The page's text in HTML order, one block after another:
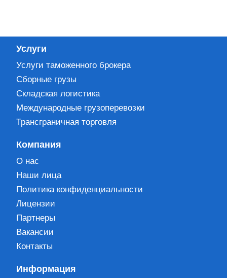
Услуги
Услуги таможенного брокера
Сборные грузы
Складская логистика
Международные грузоперевозки
Трансграничная торговля
Компания
О нас
Наши лица
Политика конфиденциальности
Лицензии
Партнеры
Вакансии
Контакты
Информация